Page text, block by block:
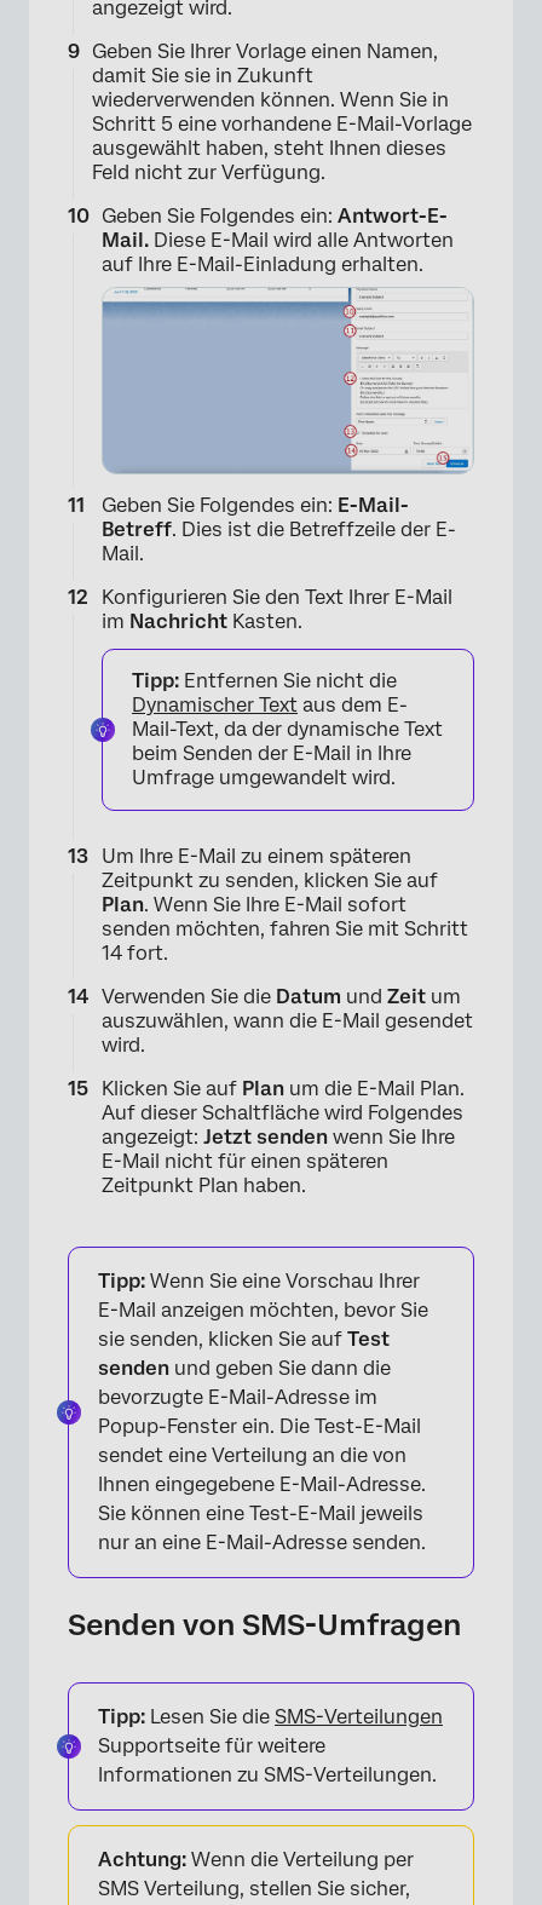
×
angezeigt wird.
Geben Sie Ihrer Vorlage einen Namen,
damit Sie sie in Zukunft
wiederverwenden können. Wenn Sie in
Schritt 5 eine vorhandene E-Mail-Vorlage
ausgewählt haben, steht Ihnen dieses
Feld nicht zur Verfügung.
Geben Sie Folgendes ein: Antwort-E-
Mail. Diese E-Mail wird alle Antworten
auf Ihre E-Mail-Einladung erhalten.
Geben Sie Folgendes ein: E-Mail-
Betreff. Dies ist die Betreffzeile der E-
Mail.
Konfigurieren Sie den Text Ihrer E-Mail
im Nachricht Kasten.
Tipp: Entfernen Sie nicht die
Dynamischer Text aus dem E-
Mail-Text, da der dynamische Text
beim Senden der E-Mail in Ihre
Umfrage umgewandelt wird.
Um Ihre E-Mail zu einem späteren
Zeitpunkt zu senden, klicken Sie auf
Plan. Wenn Sie Ihre E-Mail sofort
senden möchten, fahren Sie mit Schritt
14 fort.
Verwenden Sie die Datum und Zeit um
auszuwählen, wann die E-Mail gesendet
wird.
Klicken Sie auf Plan um die E-Mail Plan.
Auf dieser Schaltfläche wird Folgendes
angezeigt: Jetzt senden wenn Sie Ihre
E-Mail nicht für einen späteren
Zeitpunkt Plan haben.
Tipp: Wenn Sie eine Vorschau Ihrer
E-Mail anzeigen möchten, bevor Sie
sie senden, klicken Sie auf Test
senden und geben Sie dann die
bevorzugte E-Mail-Adresse im
Popup-Fenster ein. Die Test-E-Mail
sendet eine Verteilung an die von
Ihnen eingegebene E-Mail-Adresse.
Sie können eine Test-E-Mail jeweils
nur an eine E-Mail-Adresse senden.
Senden von SMS-Umfragen
Tipp: Lesen Sie die SMS-Verteilungen
Supportseite für weitere
Informationen zu SMS-Verteilungen.
Achtung: Wenn die Verteilung per
SMS Verteilung, stellen Sie sicher,